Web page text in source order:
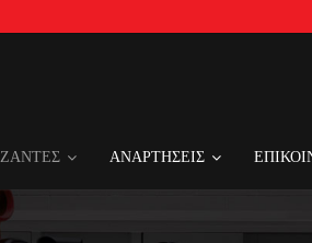
ΖΑΝΤΕΣ ΑΝΑΡΤΗΣΕΙΣ